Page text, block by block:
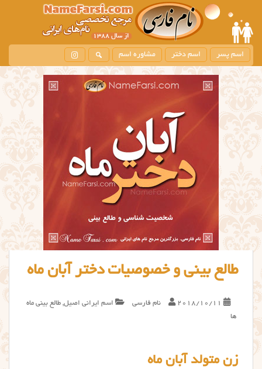
m
i
c
n
t
اسم پسر اسم دختر مشاوره اسم
طالع بینی و خصوصیات دختر آبان ماه
2018/10/11 نام فارسی اسم ایرانی اصیل, طالع بینی ماه
ها
زن متولد آبان ماه